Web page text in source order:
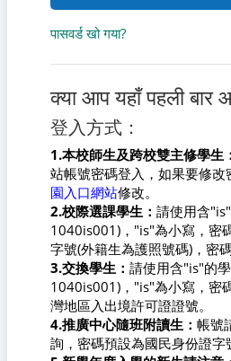
पासवर्ड खो गया?
क्या आप यहाँ पहली बार
登入方式：
1.本校師生及跨校雙主修學生：
站帳號密碼登入，如果要修改
園入口網站修改。
2.校際選課學生： 請使用含
1040is001)，"is"為小寫，密
字號(外籍生為護照號碼)，密
3.交換學生： 請使用含"is"的學
1040is001)，"is"為小寫，密
灣地區入出境許可證證號。
4.推廣中心隨班附讀生： 帳號
詢，密碼預設為國民身份證字